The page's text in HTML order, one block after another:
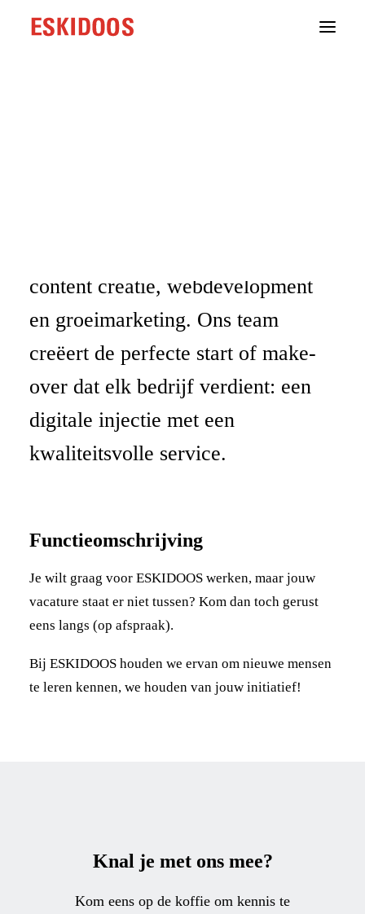
content creatie, webdevelopment
en groeimarketing. Ons team
creëert de perfecte start of make-
over dat elk bedrijf verdient: een
digitale injectie met een
kwaliteitsvolle service.
Functieomschrijving
Je wilt graag voor ESKIDOOS werken, maar jouw
vacature staat er niet tussen? Kom dan toch gerust
eens langs (op afspraak).
Bij ESKIDOOS houden we ervan om nieuwe mensen
te leren kennen, we houden van jouw initiatief!
Knal je met ons mee?
Kom eens op de koffie om kennis te